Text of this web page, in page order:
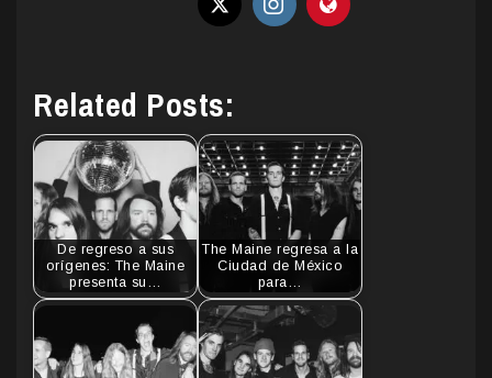
Related Posts:
De regreso a sus
orígenes: The Maine
presenta su…
The Maine regresa a la
Ciudad de México
para…